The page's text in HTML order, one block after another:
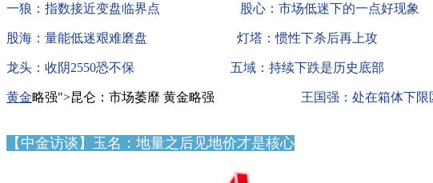
一狼：指数接近变盘临界点 股心：市场低迷下的一点好现象
股海：量能低迷艰难磨盘 灯塔：惯性下杀后再上攻
龙头：收阴2550恐不保 五域：持续下跌是历史底部
黄金略强">昆仑：市场萎靡 黄金略强 王国强：处在箱体下限
【中金访谈】玉名：地量之后见地价才是核心